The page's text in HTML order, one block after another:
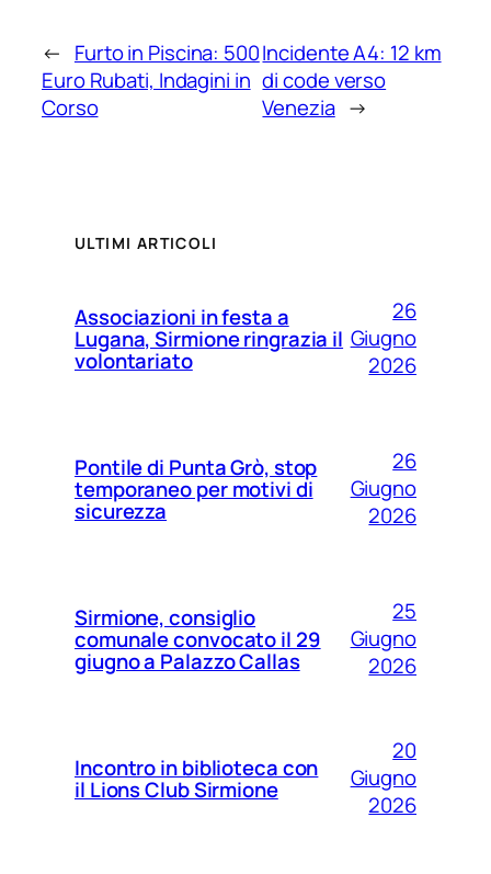
← Furto in Piscina: 500
Euro Rubati, Indagini in
Corso
Incidente A4: 12 km
di code verso
Venezia →
ULTIMI ARTICOLI
Associazioni in festa a
Lugana, Sirmione ringrazia il
volontariato
26
Giugno
2026
Pontile di Punta Grò, stop
temporaneo per motivi di
sicurezza
26
Giugno
2026
Sirmione, consiglio
comunale convocato il 29
giugno a Palazzo Callas
25
Giugno
2026
Incontro in biblioteca con
il Lions Club Sirmione
20
Giugno
2026